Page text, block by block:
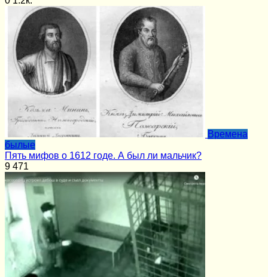
Времена
былые
Пять мифов о 1612 годе. А был ли мальчик?
9 471